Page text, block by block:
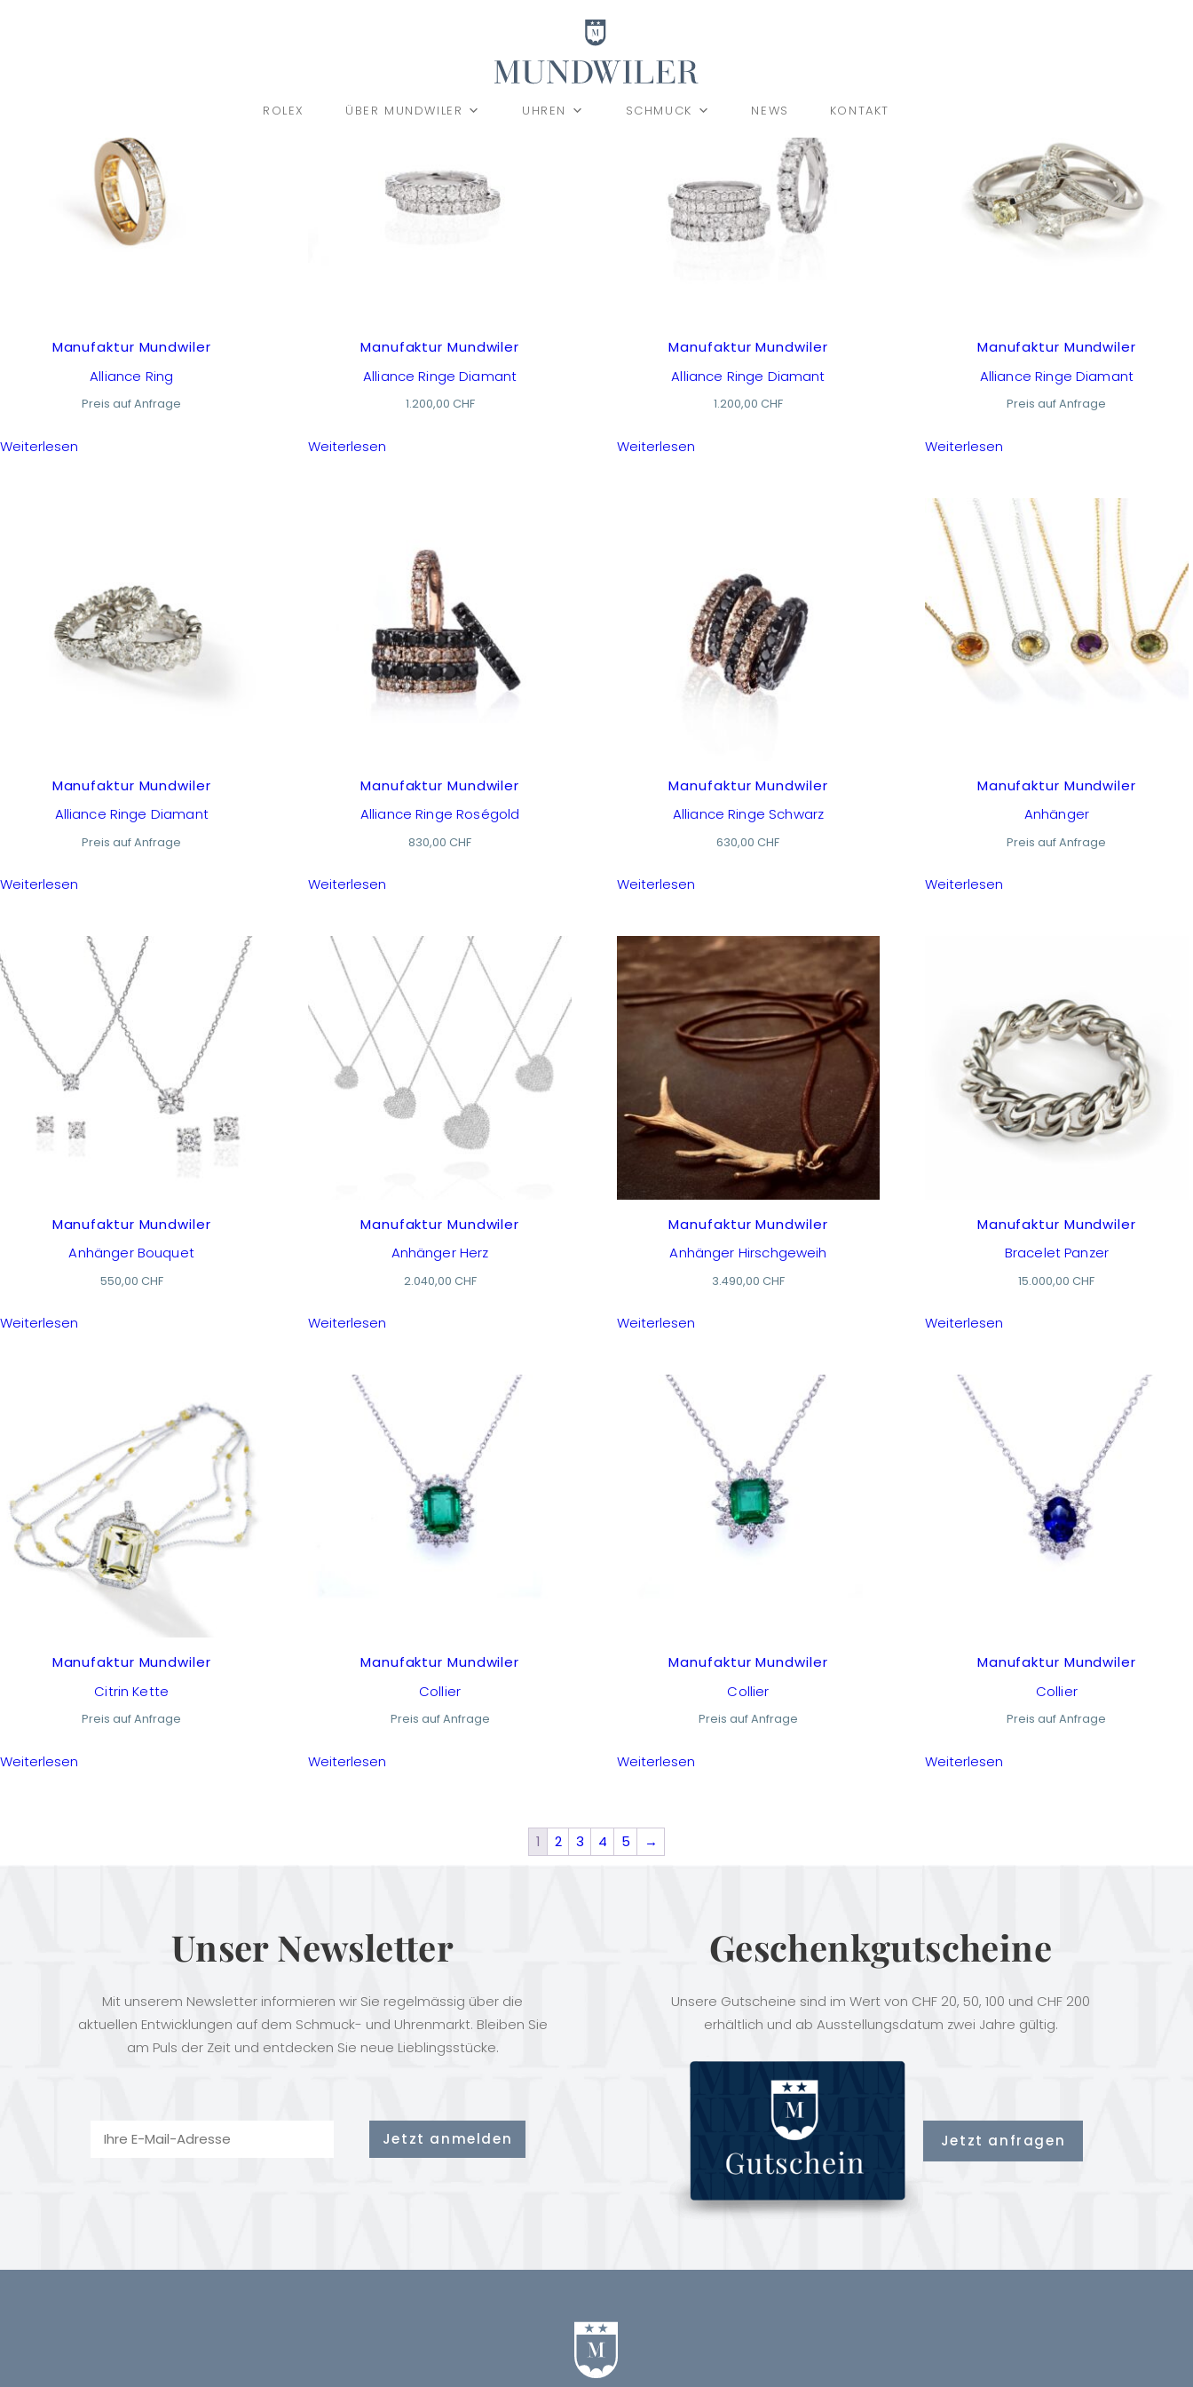
ROLEX ÜBER MUNDWILER UHREN SCHMUCK NEWS KONTAKT
Manufaktur Mundwiler
Alliance Ring
Preis auf Anfrage
Weiterlesen
Manufaktur Mundwiler
Alliance Ringe Diamant
1.200,00 CHF
Weiterlesen
Manufaktur Mundwiler
Alliance Ringe Diamant
1.200,00 CHF
Weiterlesen
Manufaktur Mundwiler
Alliance Ringe Diamant
Preis auf Anfrage
Weiterlesen
Manufaktur Mundwiler
Alliance Ringe Diamant
Preis auf Anfrage
Weiterlesen
Manufaktur Mundwiler
Alliance Ringe Roségold
830,00CHF
Weiterlesen
Manufaktur Mundwiler
Alliance Ringe Schwarz
630,00CHF
Weiterlesen
Manufaktur Mundwiler
Anhänger
Preis auf Anfrage
Weiterlesen
Manufaktur Mundwiler
Anhänger Bouquet
550,00 CHF
Weiterlesen
Manufaktur Mundwiler
Anhänger Herz
2.040,00 CHF
Weiterlesen
Manufaktur Mundwiler
Anhänger Hirschgeweih
3.490,00 CHF
Weiterlesen
Manufaktur Mundwiler
Bracelet Panzer
15.000,00CHF
Weiterlesen
Manufaktur Mundwiler
Citrin Kette
Preis auf Anfrage
Weiterlesen
Manufaktur Mundwiler
Collier
Preis auf Anfrage
Weiterlesen
Manufaktur Mundwiler
Collier
Preis auf Anfrage
Weiterlesen
Manufaktur Mundwiler
Collier
Preis auf Anfrage
Weiterlesen
1 2 3 4 5 →
Unser Newsletter
Mit unserem Newsletter informieren wir Sie regelmässig über die
aktuellen Entwicklungen auf dem Schmuck- und Uhrenmarkt. Bleiben Sie
am Puls der Zeit und entdecken Sie neue Lieblingsstücke.
Geschenkgutscheine
Unsere Gutscheine sind im Wert von CHF 20, 50, 100 und CHF 200
erhältlich und ab Ausstellungsdatum zwei Jahre gültig.
Jetzt anfragen